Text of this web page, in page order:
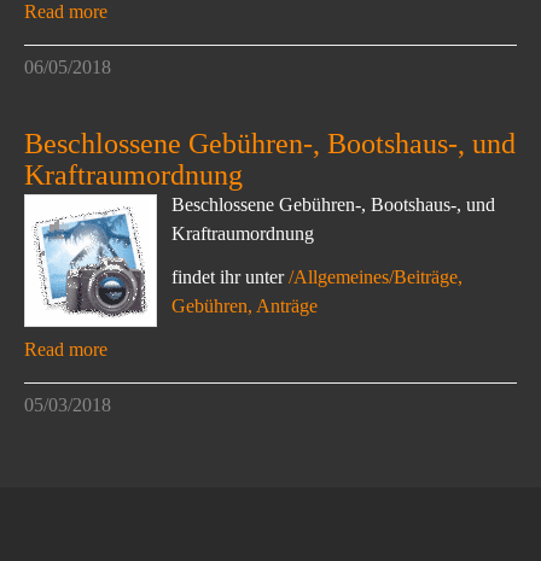
Read more
06/05/2018
Beschlossene Gebühren-, Bootshaus-, und
Kraftraumordnung
Beschlossene Gebühren-, Bootshaus-, und
Kraftraumordnung
findet ihr unter/Allgemeines/Beiträge,
Gebühren, Anträge
Read more
05/03/2018